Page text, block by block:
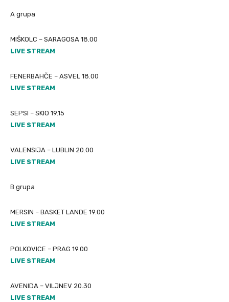
A grupa
MIŠKOLC – SARAGOSA 18.00
LIVE STREAM
FENERBAHČE – ASVEL 18.00
LIVE STREAM
SEPSI – SKIO 19.15
LIVE STREAM
VALENSIJA – LUBLIN 20.00
LIVE STREAM
B grupa
MERSIN – BASKET LANDE 19.00
LIVE STREAM
POLKOVICE – PRAG 19.00
LIVE STREAM
AVENIDA – VILJNEV 20.30
LIVE STREAM